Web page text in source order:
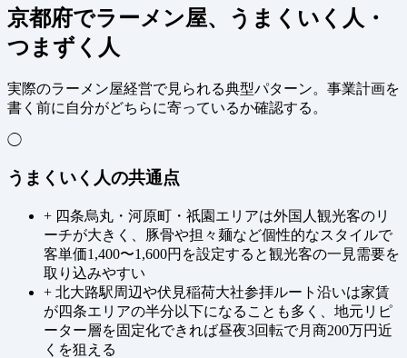
京都府でラーメン屋、うまくいく人・
つまずく人
実際のラーメン屋経営で見られる典型パターン。事業計画を
書く前に自分がどちらに寄っているか確認する。
◯
うまくいく人の共通点
+ 四条烏丸・河原町・祇園エリアは外国人観光客のリ
ーチが大きく、豚骨や担々麺など個性的なスタイルで
客単価1,400〜1,600円を設定すると観光客の一見需要を
取り込みやすい
+ 北大路駅周辺や伏見稲荷大社参拝ルート沿いは家賃
が四条エリアの半分以下になることも多く、地元リピ
ーター層を固定化できれば昼夜3回転で月商200万円近
くを狙える